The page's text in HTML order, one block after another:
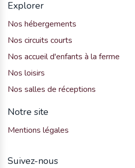
Explorer
Nos hébergements
Nos circuits courts
Nos accueil d'enfants à la ferme
Nos loisirs
Nos salles de réceptions
Notre site
Mentions légales
Suivez-nous